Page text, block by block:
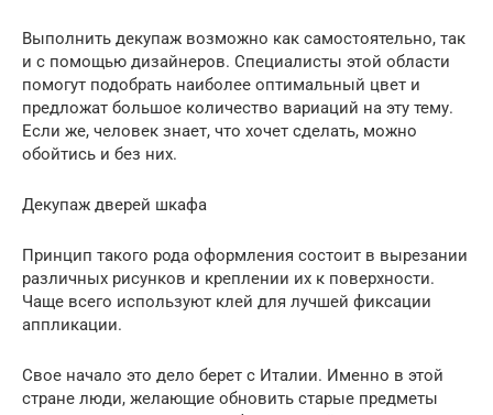
Выполнить декупаж возможно как самостоятельно, так
и с помощью дизайнеров. Специалисты этой области
помогут подобрать наиболее оптимальный цвет и
предложат большое количество вариаций на эту тему.
Если же, человек знает, что хочет сделать, можно
обойтись и без них.
Декупаж дверей шкафа
Принцип такого рода оформления состоит в вырезании
различных рисунков и креплении их к поверхности.
Чаще всего используют клей для лучшей фиксации
аппликации.
Свое начало это дело берет с Италии. Именно в этой
стране люди, желающие обновить старые предметы